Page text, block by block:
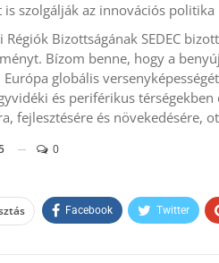
is szolgálják az innovációs politika
Régiók Bizottságának SEDEC
Bízom benne, hogy a
Európa globális
és periférikus
fejlesztésére és növekedésére,
0
Facebook Twitter